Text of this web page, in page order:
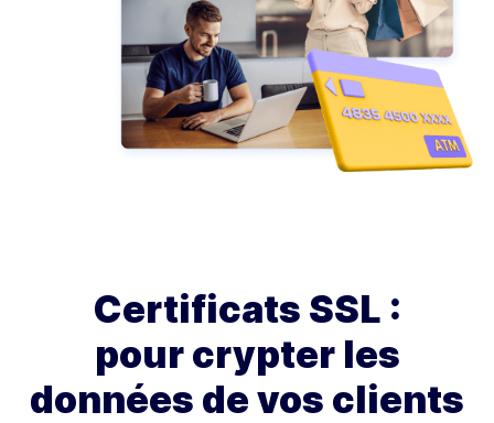
Certificats SSL :
pour crypter les
données de vos clients